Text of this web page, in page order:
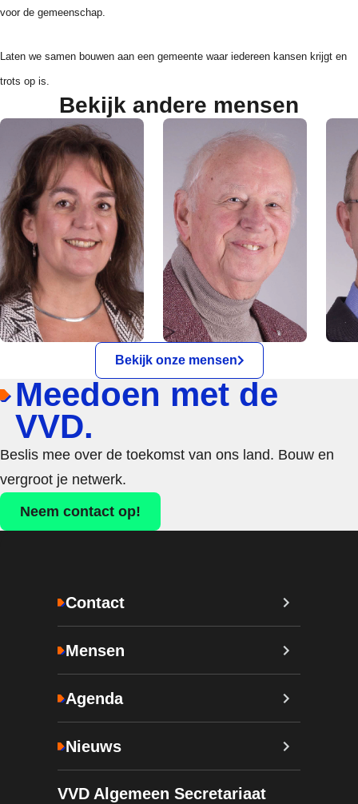
voor de gemeenschap.
Laten we samen bouwen aan een gemeente waar iedereen kansen krijgt en
trots op is.
Bekijk andere mensen
Bekijk onze mensen
Meedoen met de
VVD.
Beslis mee over de toekomst van ons land. Bouw en
vergroot je netwerk.
Neem contact op!
Contact
Mensen
Agenda
Nieuws
VVD Algemeen Secretariaat